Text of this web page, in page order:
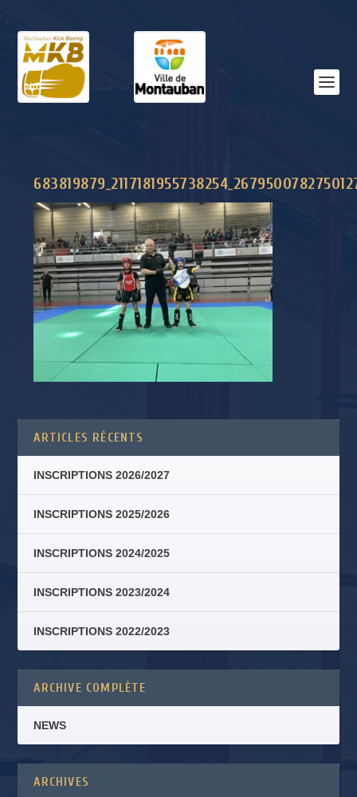
ARTICLES RÉCENTS
INSCRIPTIONS 2026/2027
INSCRIPTIONS 2025/2026
INSCRIPTIONS 2024/2025
INSCRIPTIONS 2023/2024
INSCRIPTIONS 2022/2023
ARCHIVE COMPLÈTE
NEWS
ARCHIVES